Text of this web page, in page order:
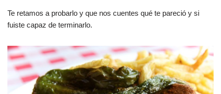
Te retamos a probarlo y que nos cuentes qué te pareció y si
fuiste capaz de terminarlo.